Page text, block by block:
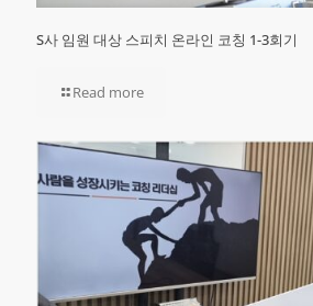
S사 임원 대상 스피치 온라인 코칭 1-3회기
Read more